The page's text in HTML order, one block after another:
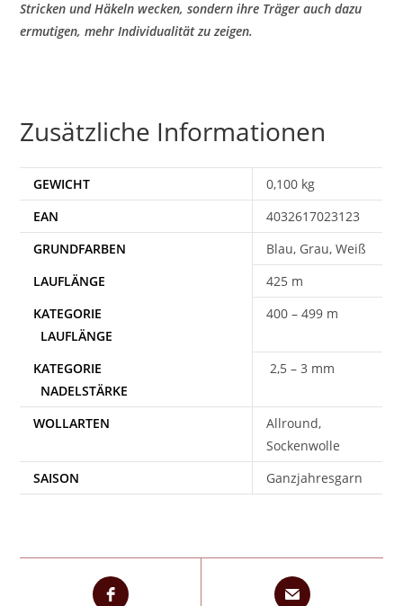
Stricken und Häkeln wecken, sondern ihre Träger auch dazu
ermutigen, mehr Individualität zu zeigen.
Zusätzliche Informationen
GEWICHT
0,100 kg
EAN
4032617023123
Blau, Grau, Weiß
425 m
400 – 499 m
2,5 – 3 mm
WOLLARTEN
Allround,
Sockenwolle
SAISON
Ganzjahresgarn